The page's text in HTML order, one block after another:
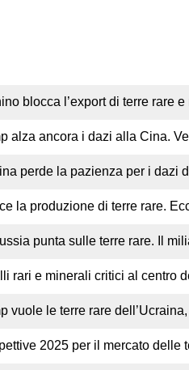
blocca l’export di terre rare
alza ancora i dazi alla Cina.
perde la pazienza per i dazi
la produzione di terre rare.
punta sulle terre rare. Il
rari e minerali critici al centro
vuole le terre rare
2025 per il mercato delle